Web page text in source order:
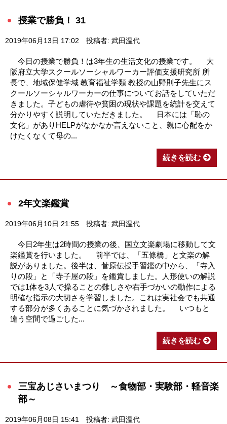
授業で勝負！ 31
2019年06月13日 17:02 投稿者: 武田温代
今日の授業で勝負！は3年生の生活文化の授業です。 大
阪府立大学スクールソーシャルワーカー評価支援研究所 所
長で、地域保健学域 教育福祉学類 教授の山野則子先生にス
クールソーシャルワーカーの仕事についてお話をしていただ
きました。子どもの虐待や貧困の現状や課題を統計を交えて
分かりやすく説明していただきました。 日本には「恥の
文化」がありHELPがなかなか言えないこと、親に心配をか
けたくなくて母の...
続きを読む
2年文楽鑑賞
2019年06月10日 21:55 投稿者: 武田温代
今日2年生は2時間の授業の後、国立文楽劇場に移動して文
楽鑑賞を行いました。 前半では、「五條橋」と文楽の解
説がありました。後半は、菅原伝授手習鑑の中から、「寺入
りの段」と「寺子屋の段」を鑑賞しました。人形使いの解説
では1体を3人で操ることの難しさや右手づかいの動作による
明確な指示の大切さを学習しました。これは実社会でも共通
する部分が多くあることに気づかされました。 いつもと
違う空間で過ごした...
続きを読む
三宝あじさいまつり ～食物部・実験部・軽音楽
部～
2019年06月08日 15:41 投稿者: 武田温代